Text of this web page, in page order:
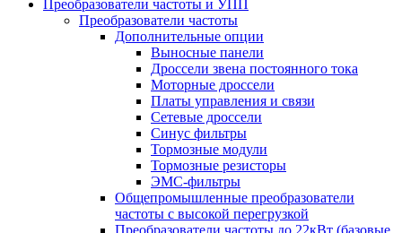
Преобразователи частоты и УПП
Преобразователи частоты
Дополнительные опции
Выносные панели
Дроссели звена постоянного тока
Моторные дроссели
Платы управления и связи
Сетевые дроссели
Синус фильтры
Тормозные модули
Тормозные резисторы
ЭМС-фильтры
Общепромышленные преобразователи
частоты с высокой перегрузкой